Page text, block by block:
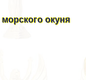
окуня